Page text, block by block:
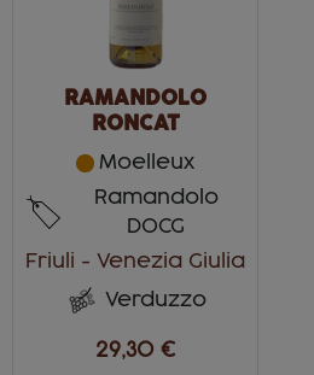
RAMANDOLO
RONCAT
Moelleux
Ramandolo
DOCG
Friuli - Venezia Giulia
Verduzzo
29,30 €